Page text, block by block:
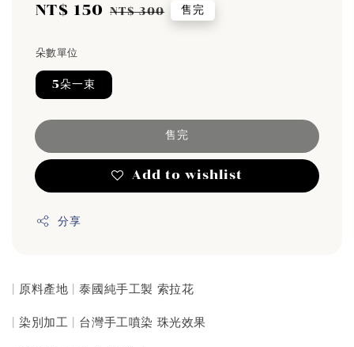
Sale
NT$ 150 Regular
NT$ 300 售完
朵數單位
5朵一束
售完
Add to wishlist
分享
| 原料產地 | 泰國純手工製 索拉花
| 染別加工 | 台灣手工噴染 珠光效果